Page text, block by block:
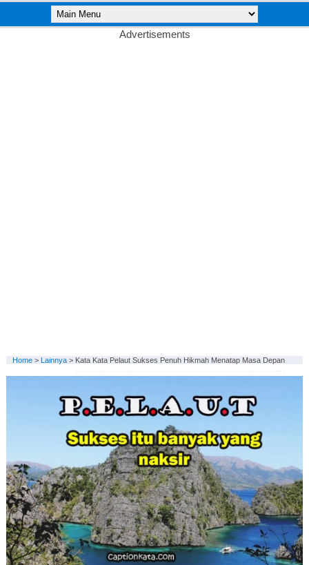
Advertisements
Home> Lainnya> Kata Kata Pelaut Sukses Penuh Hikmah Menatap Masa Depan